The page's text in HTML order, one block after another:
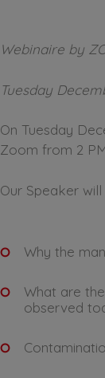
Webinaire by
Tuesday
On Tuesday
Zoom from 2
Our Speaker
Why the
What are
observed